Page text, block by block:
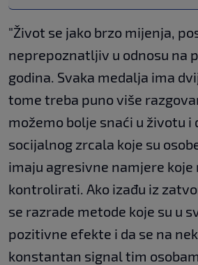
"Život se jako brzo mijenja,
neprepoznatljiv u odnosu na
godina. Svaka medalja ima
tome treba puno više
možemo bolje snaći u životu i
socijalnog zrcala koje su
imaju agresivne namjere koje
kontrolirati. Ako izađu iz
se razrade metode koje su u
pozitivne efekte i da se na
konstantan signal tim